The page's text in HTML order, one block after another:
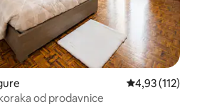
prosječna
4,93 (112)
od prodavnice